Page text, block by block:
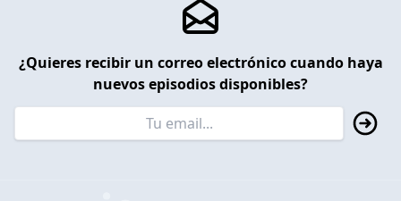
¿Quieres recibir un correo electrónico cuando haya
nuevos episodios disponibles?